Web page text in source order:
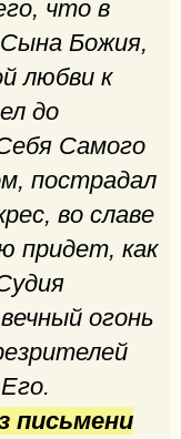
что в
Божия,
любви к
до
Самого
пострадал
во славе
придет, как
огонь
письмени